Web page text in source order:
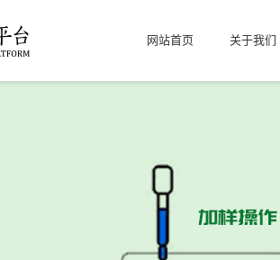
网站首页 关于我们